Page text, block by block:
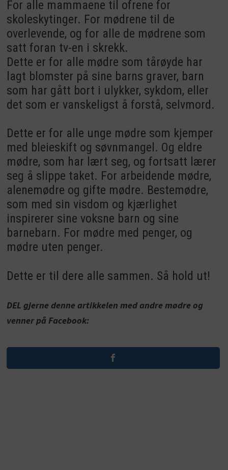
For alle mammaene til ofrene for
skoleskytinger. For mødrene til de
overlevende, og for alle de mødrene som
satt foran tv-en i skrekk.
Dette er for alle mødre som tårøyde har
lagt blomster på sine barns graver, barn
som har gått bort i ulykker, sykdom, eller
det som er vanskeligst å forstå, selvmord.
Dette er for alle unge mødre som kjemper
med bleieskift og søvnmangel. Og eldre
mødre, som har lært seg, og fortsatt lærer
seg å slippe taket. For arbeidende mødre,
alenemødre og gifte mødre. Bestemødre,
som med sin visdom og kjærlighet
inspirerer sine voksne barn og sine
barnebarn. For mødre med penger, og
mødre uten penger.
Dette er til dere alle sammen. Så hold ut!
DEL gjerne denne artikkelen med andre mødre og
venner på Facebook: